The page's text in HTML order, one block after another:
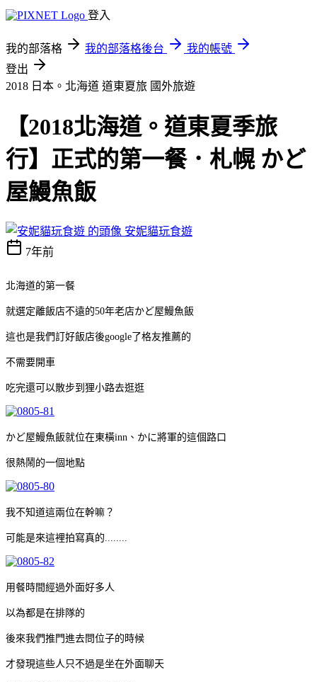
登入
我的部落格 我的部落格後台
我的帳號
登出
2018 日本。北海道 道東夏旅 國外旅遊
【2018北海道。道東夏季旅
行】正式的第一餐．札幌 かど
屋鰻魚飯
安妮貓玩食遊
7年前
北海道的第一餐
就選定離飯店不遠的50年老店かど屋鰻魚飯
這也是我們訂好飯店後google了格友推薦的
不需要開車
吃完還可以散步到狸小路去逛逛
かど屋鰻魚飯就位在東橫inn、かに將軍的這個路口
很熱鬧的一個地點
我不知道這兩位在幹嘛？
可能是來這裡拍寫真的........
用餐時間經過外面好多人
以為都是在排隊的
後來我們推門進去問位子的時候
才發現這些人只不過是坐在外面聊天